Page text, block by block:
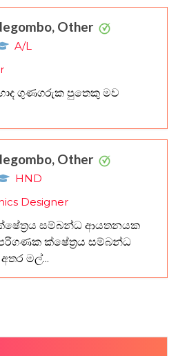
Other
A/L
ගුණගරුක පුතෙකු මව
Other
HND
Designer
ක්ෂේත්‍රය සම්බන්ධ ආයතනයක
ක්ෂේත්‍රය සම්බන්ධ
මල්...